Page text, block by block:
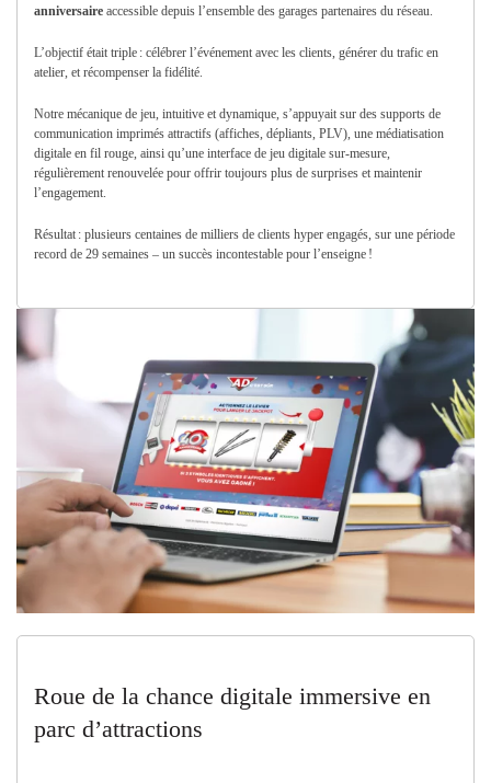
anniversaire accessible depuis l’ensemble des garages partenaires du réseau.
L’objectif était triple : célébrer l’événement avec les clients, générer du trafic en
atelier, et récompenser la fidélité.
Notre mécanique de jeu, intuitive et dynamique, s’appuyait sur des supports de
communication imprimés attractifs (affiches, dépliants, PLV), une médiatisation
digitale en fil rouge, ainsi qu’une interface de jeu digitale sur-mesure,
régulièrement renouvelée pour offrir toujours plus de surprises et maintenir
l’engagement.
Résultat : plusieurs centaines de milliers de clients hyper engagés, sur une période
record de 29 semaines – un succès incontestable pour l’enseigne !
Roue de la chance digitale immersive en
parc d’attractions